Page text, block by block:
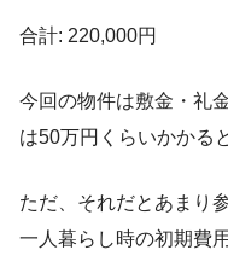
合計: 220,000円
今回の物件は敷金・礼
は50万円くらいかかる
ただ、それだとあまり
一人暮らし時の初期費